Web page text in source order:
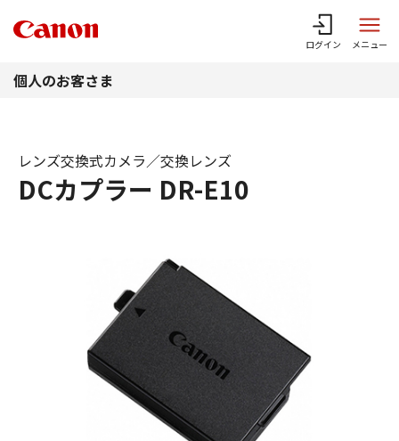
ログイン メニュー
個人のお客さま
DCカプラー DR-E10
レンズ交換式カメラ／交換レンズ